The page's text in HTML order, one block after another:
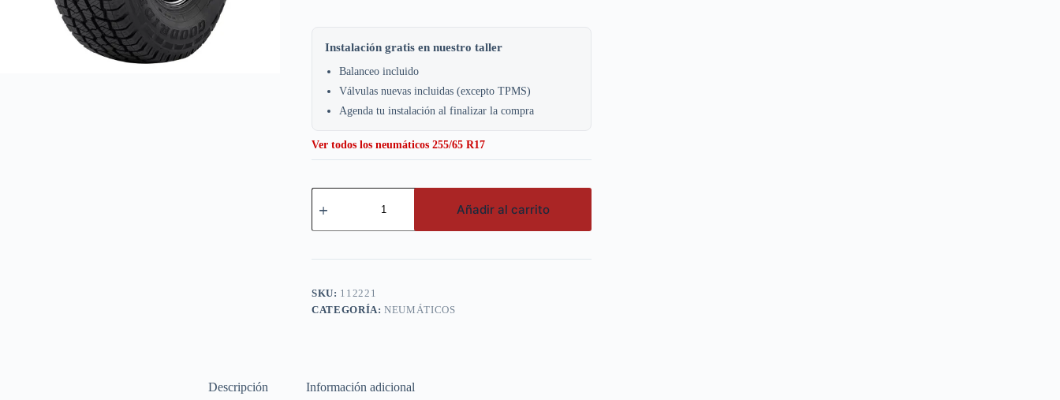
Instalación gratis en nuestro taller
Balanceo incluido
Válvulas nuevas incluidas (excepto TPMS)
Agenda tu instalación al finalizar la compra
Ver todos los neumáticos 255/65 R17
Goodride
255/65
SL369
TL
cantidad
Añadir al carrito
SKU: 112221
CATEGORÍA:NEUMÁTICOS
Descripción Información adicional